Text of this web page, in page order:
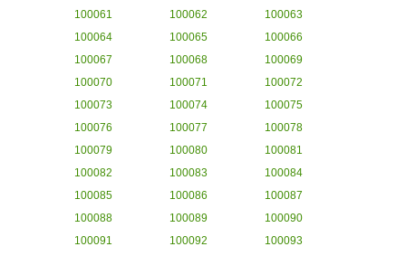
100061
100062
100063
100064
100065
100066
100067
100068
100069
100070
100071
100072
100073
100074
100075
100076
100077
100078
100079
100080
100081
100082
100083
100084
100085
100086
100087
100088
100089
100090
100091
100092
100093